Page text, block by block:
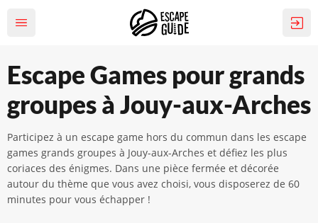
Escape Games pour grands
groupes à Jouy-aux-Arches
Participez à un escape game hors du commun dans les escape
games grands groupes à Jouy-aux-Arches et défiez les plus
coriaces des énigmes. Dans une pièce fermée et décorée
autour du thème que vous avez choisi, vous disposerez de 60
minutes pour vous échapper !